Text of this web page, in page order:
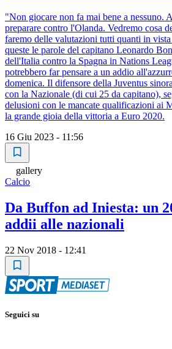
"Non giocare non fa mai bene a nessuno.
preparare contro l'Olanda. Vedremo cosa
faremo delle valutazioni tutti quanti in
queste le parole del capitano Leonardo
dell'Italia contro la Spagna in Nations
potrebbero far pensare a un addio
domenica. Il difensore della Juventus
con la Nazionale (di cui 25 da capitano),
delusioni con le mancate qualificazioni ai
la grande gioia della vittoria a Euro 2020.
16 Giu 2023 - 11:56
gallery
Calcio
Da Buffon ad Iniesta: un
addii alle nazionali
22 Nov 2018 - 12:41
Seguici su